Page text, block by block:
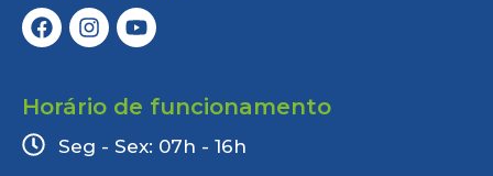
Horário de funcionamento
Seg - Sex: 07h - 16h